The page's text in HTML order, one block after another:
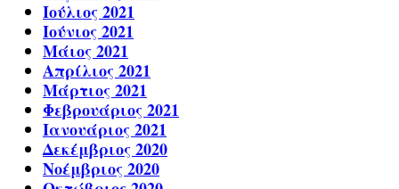
Ιούλιος 2021
Ιούνιος 2021
Μάιος 2021
Απρίλιος 2021
Μάρτιος 2021
Φεβρουάριος 2021
Ιανουάριος 2021
Δεκέμβριος 2020
Νοέμβριος 2020